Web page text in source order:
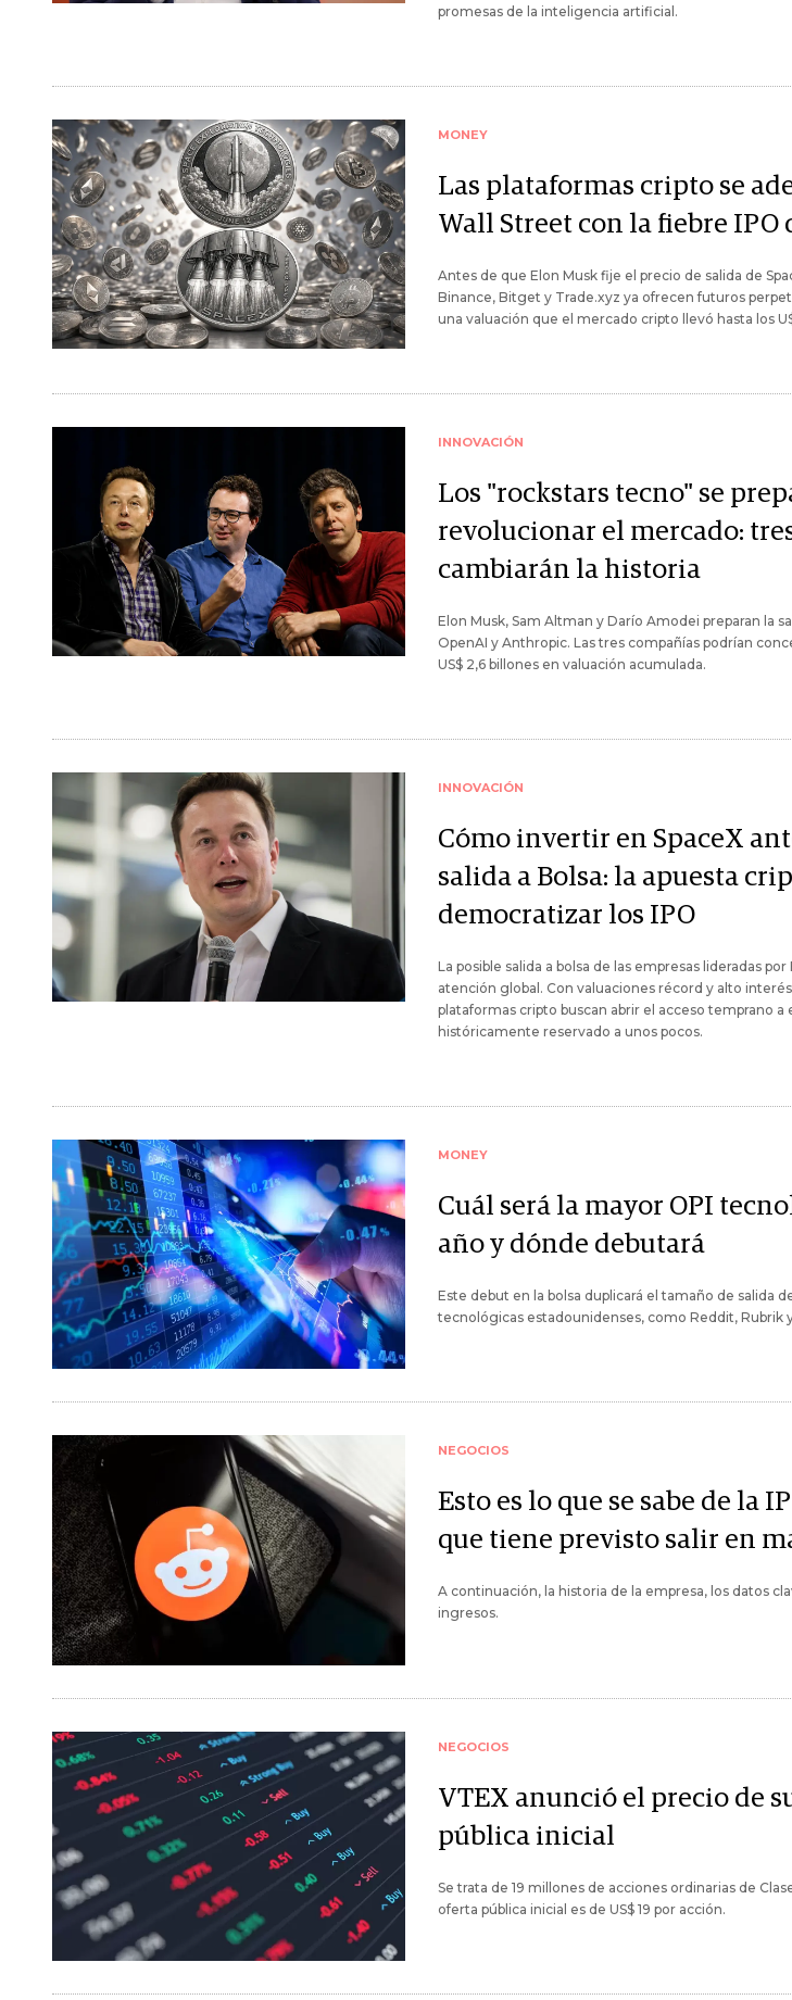
promesas de la inteligencia artificial.
MONEY
Las plataformas cripto se
Wall Street con la fiebre IPO
Antes de que Elon Musk fije el precio de salida de
Binance, Bitget y Trade.xyz ya ofrecen futuros
una valuación que el mercado cripto llevó hasta los
INNOVACIÓN
Los "rockstars tecno" se
revolucionar el mercado:
cambiarán la historia
Elon Musk, Sam Altman y Darío Amodei preparan la
OpenAI y Anthropic. Las tres compañías podrían
US$ 2,6 billones en valuación acumulada.
INNOVACIÓN
Cómo invertir en SpaceX
salida a Bolsa: la apuesta
democratizar los IPO
La posible salida a bolsa de las empresas lideradas
atención global. Con valuaciones récord y alto
plataformas cripto buscan abrir el acceso temprano a
históricamente reservado a unos pocos.
MONEY
Cuál será la mayor OPI
año y dónde debutará
Este debut en la bolsa duplicará el tamaño de salida
tecnológicas estadounidenses, como Reddit, Rubrik
NEGOCIOS
Esto es lo que se sabe de la
que tiene previsto salir en
A continuación, la historia de la empresa, los datos
ingresos.
NEGOCIOS
VTEX anunció el precio de
pública inicial
Se trata de 19 millones de acciones ordinarias de
oferta pública inicial es de US$ 19 por acción.